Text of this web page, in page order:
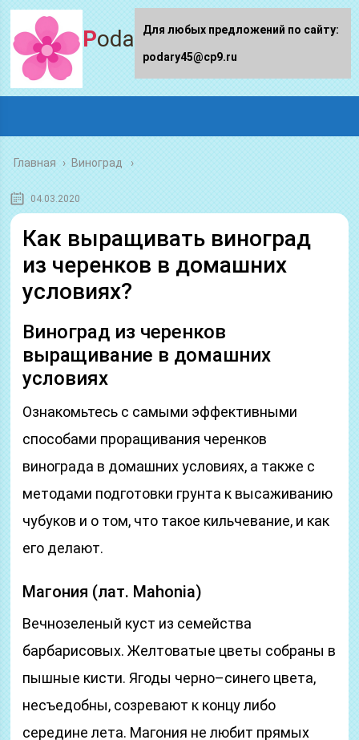
Podary45.ru
Главная › Виноград
04.03.2020
Как выращивать виноград
из черенков в домашних
условиях?
Виноград из черенков
выращивание в домашних
условиях
Ознакомьтесь с самыми эффективными
способами проращивания черенков
винограда в домашних условиях, а также с
методами подготовки грунта к высаживанию
чубуков и о том, что такое кильчевание, и как
его делают.
Магония (лат. Mahonia)
Вечнозеленый куст из семейства
барбарисовых. Желтоватые цветы собраны в
пышные кисти. Ягоды черно–синего цвета,
несъедобны, созревают к концу либо
середине лета. Магония не любит прямых
Для любых предложений по сайту:
podary45@cp9.ru